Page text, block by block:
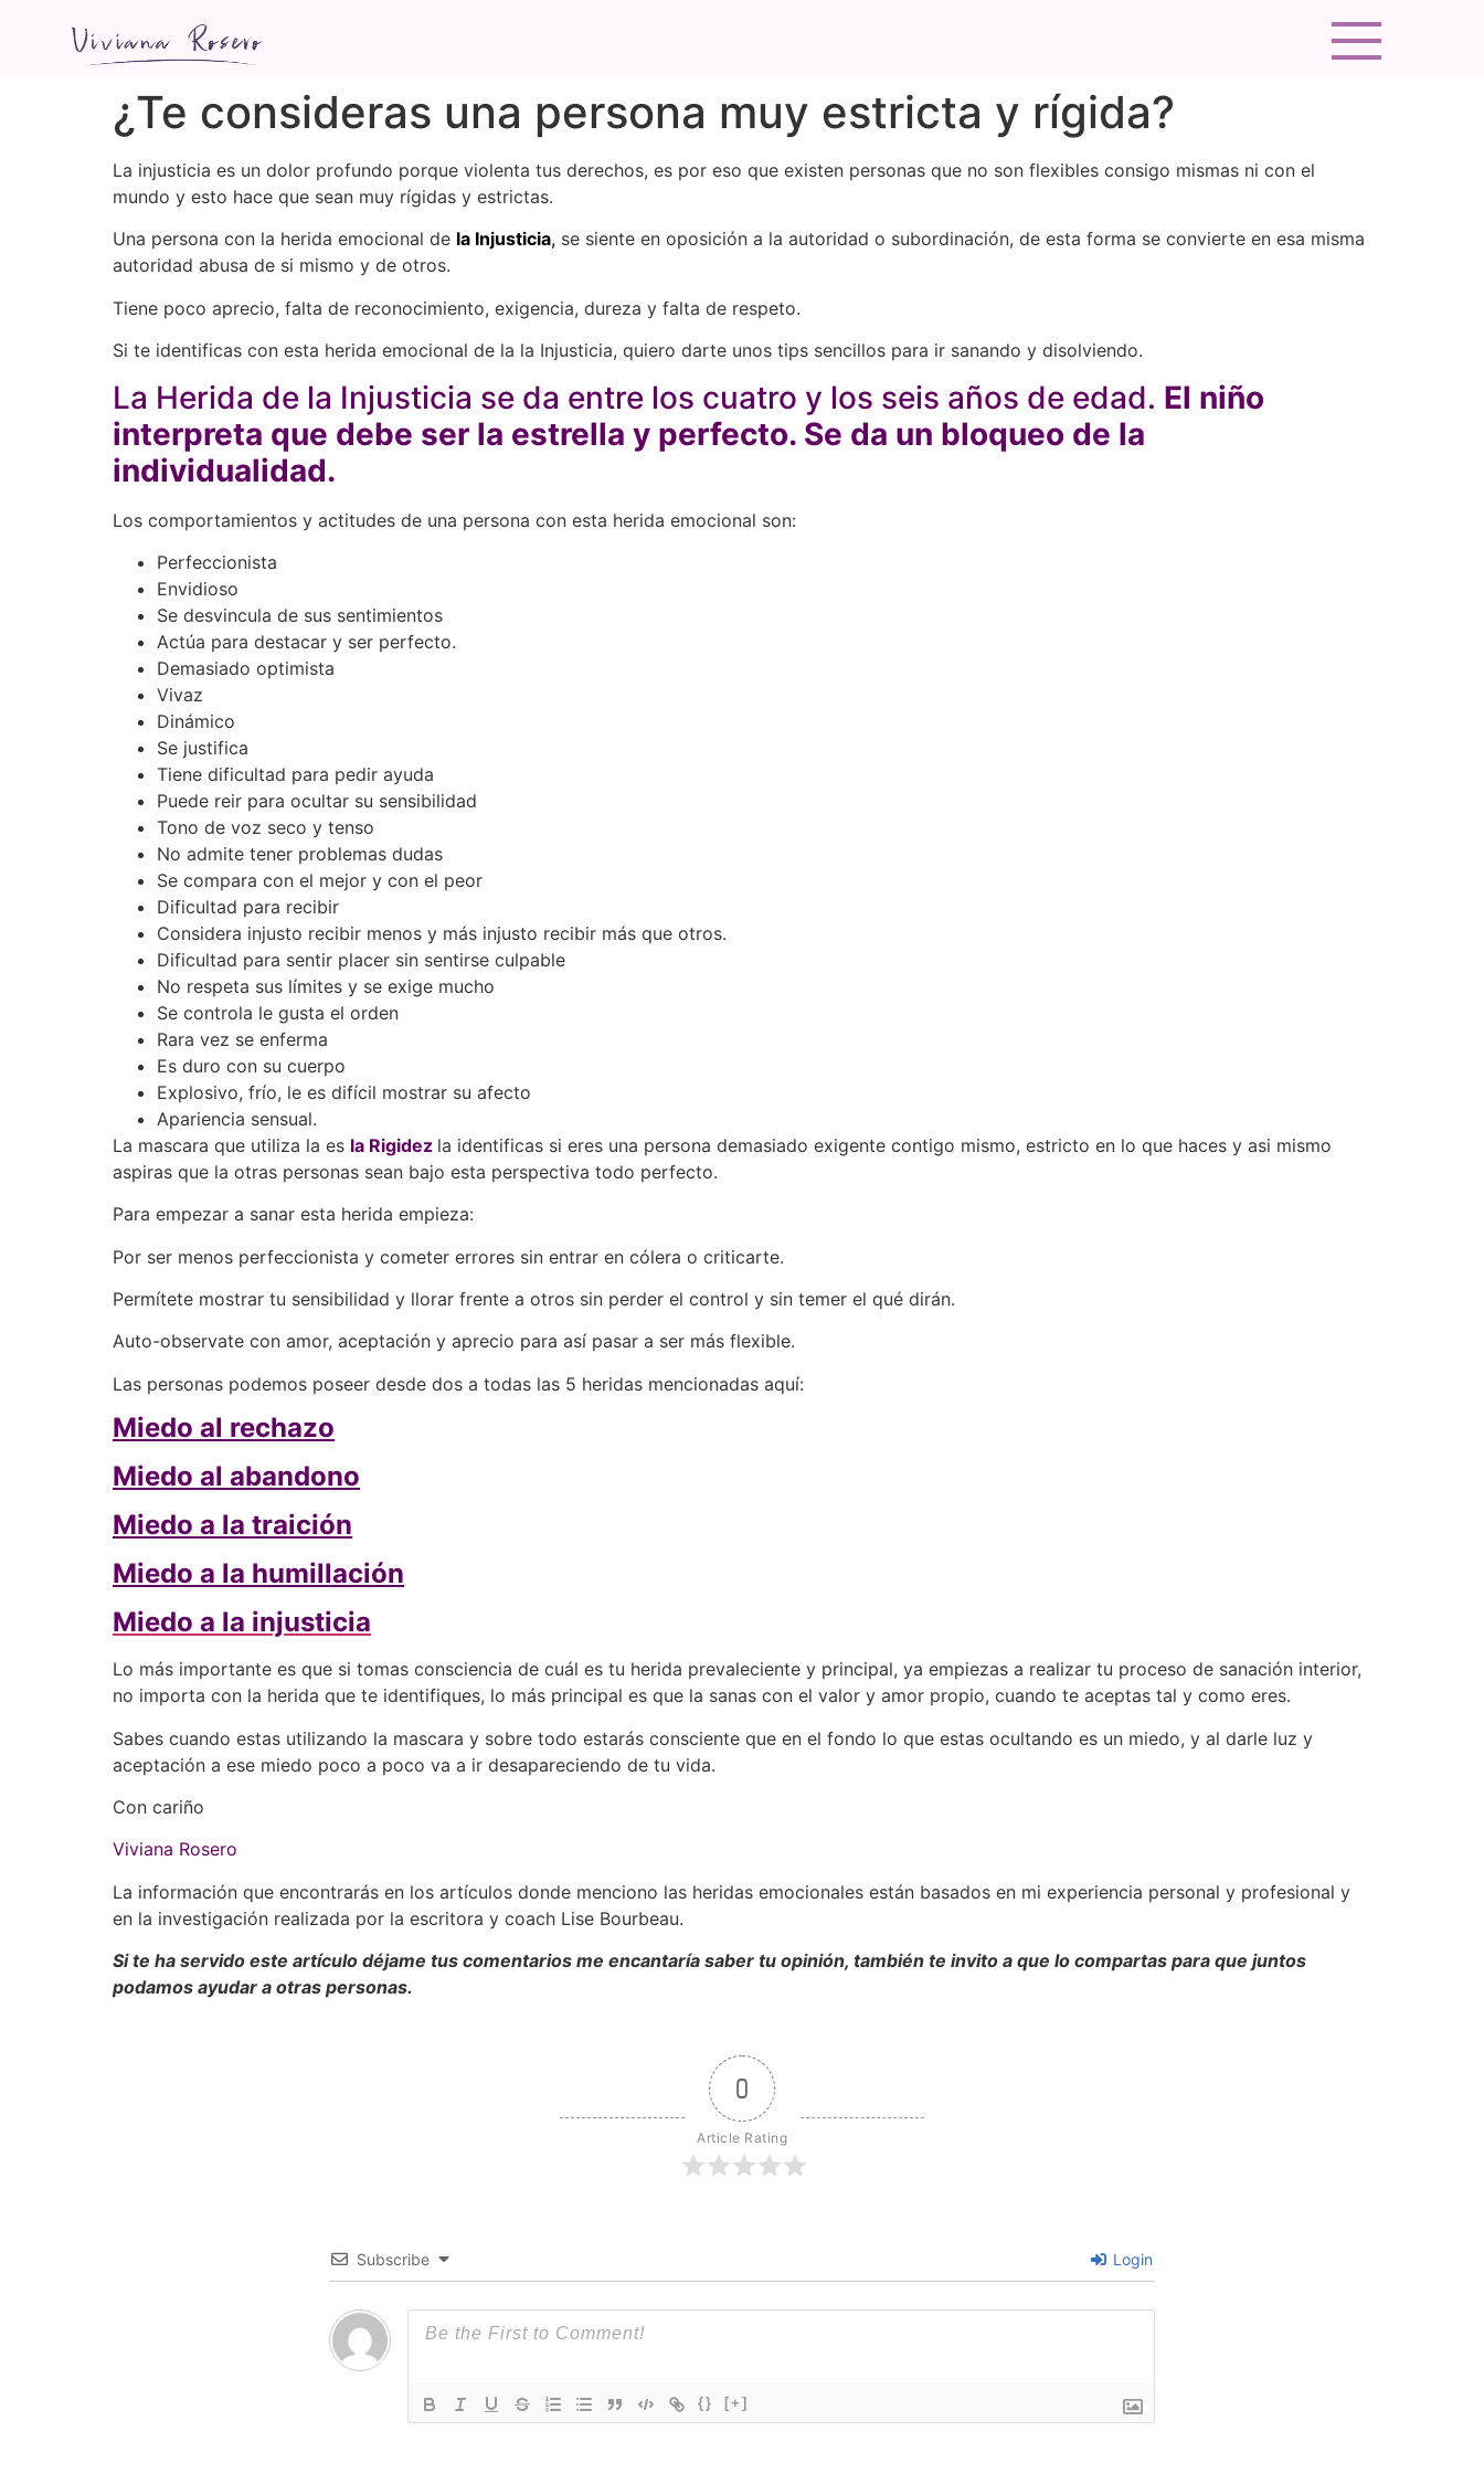
¿Te consideras una persona muy estricta y rígida?
La injusticia es un dolor profundo porque violenta tus derechos, es por eso que existen personas que no son flexibles consigo mismas ni con el
mundo y esto hace que sean muy rígidas y estrictas.
Una persona con la herida emocional de la Injusticia, se siente en oposición a la autoridad o subordinación, de esta forma se convierte en esa misma
autoridad abusa de si mismo y de otros.
Tiene poco aprecio, falta de reconocimiento, exigencia, dureza y falta de respeto.
Si te identificas con esta herida emocional de la la Injusticia, quiero darte unos tips sencillos para ir sanando y disolviendo.
La Herida de la Injusticia se da entre los cuatro y los seis años de edad. El niño
interpreta que debe ser la estrella y perfecto. Se da un bloqueo de la
individualidad.
Los comportamientos y actitudes de una persona con esta herida emocional son:
Perfeccionista
Envidioso
Se desvincula de sus sentimientos
Actúa para destacar y ser perfecto.
Demasiado optimista
Vivaz
Dinámico
Se justifica
Tiene dificultad para pedir ayuda
Puede reir para ocultar su sensibilidad
Tono de voz seco y tenso
No admite tener problemas dudas
Se compara con el mejor y con el peor
Dificultad para recibir
Considera injusto recibir menos y más injusto recibir más que otros.
Dificultad para sentir placer sin sentirse culpable
No respeta sus límites y se exige mucho
Se controla le gusta el orden
Rara vez se enferma
Es duro con su cuerpo
Explosivo, frío, le es difícil mostrar su afecto
Apariencia sensual.
La mascara que utiliza la es la Rigidez la identificas si eres una persona demasiado exigente contigo mismo, estricto en lo que haces y asi mismo
aspiras que la otras personas sean bajo esta perspectiva todo perfecto.
Para empezar a sanar esta herida empieza:
Por ser menos perfeccionista y cometer errores sin entrar en cólera o criticarte.
Permítete mostrar tu sensibilidad y llorar frente a otros sin perder el control y sin temer el qué dirán.
Auto-observate con amor, aceptación y aprecio para así pasar a ser más flexible.
Las personas podemos poseer desde dos a todas las 5 heridas mencionadas aquí:
Miedo al rechazo
Miedo al abandono
Miedo a la traición
Miedo a la humillación
Miedo a la injusticia
Lo más importante es que si tomas consciencia de cuál es tu herida prevaleciente y principal, ya empiezas a realizar tu proceso de sanación interior,
no importa con la herida que te identifiques, lo más principal es que la sanas con el valor y amor propio, cuando te aceptas tal y como eres.
Sabes cuando estas utilizando la mascara y sobre todo estarás consciente que en el fondo lo que estas ocultando es un miedo, y al darle luz y
aceptación a ese miedo poco a poco va a ir desapareciendo de tu vida.
Con cariño
Viviana Rosero
La información que encontrarás en los artículos donde menciono las heridas emocionales están basados en mi experiencia personal y profesional y
en la investigación realizada por la escritora y coach Lise Bourbeau.
Si te ha servido este artículo déjame tus comentarios me encantaría saber tu opinión, también te invito a que lo compartas para que juntos
podamos ayudar a otras personas.
0
Article Rating
Subscribe Login
{} [+]